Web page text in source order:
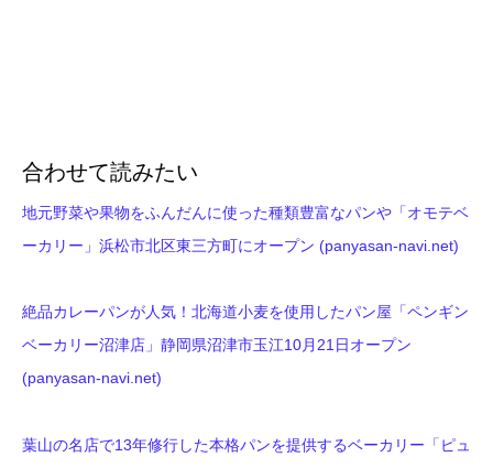
合わせて読みたい
地元野菜や果物をふんだんに使った種類豊富なパンや「オモテベ
ーカリー」浜松市北区東三方町にオープン (panyasan-navi.net)
絶品カレーパンが人気！北海道小麦を使用したパン屋「ペンギン
ベーカリー沼津店」静岡県沼津市玉江10月21日オープン
(panyasan-navi.net)
葉山の名店で13年修行した本格パンを提供するベーカリー「ピュ